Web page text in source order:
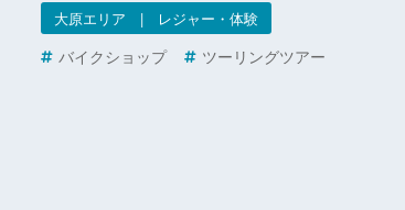
大原エリア | レジャー・体験
バイクショップ ツーリングツアー